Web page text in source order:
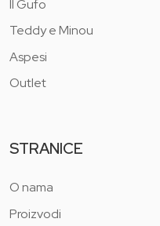
Il Gufo
Teddy e Minou
Aspesi
Outlet
STRANICE
O nama
Proizvodi